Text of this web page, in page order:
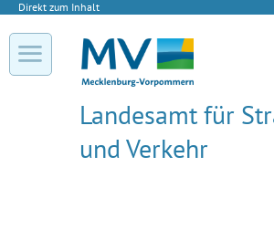
Direkt zum Inhalt
Landesamt für
und Verkehr